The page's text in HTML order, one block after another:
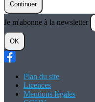
Continuer
Je m'abonne à la newsletter
OK
Plan du site
Licences
Mentions légales